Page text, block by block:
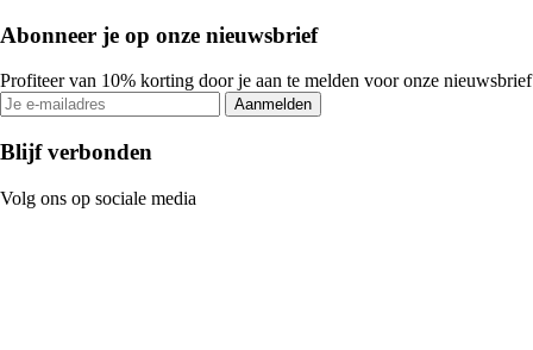
Abonneer je op onze nieuwsbrief
Profiteer van 10% korting door je aan te melden voor onze nieuwsbrief
Aanmelden
Blijf verbonden
Volg ons op sociale media